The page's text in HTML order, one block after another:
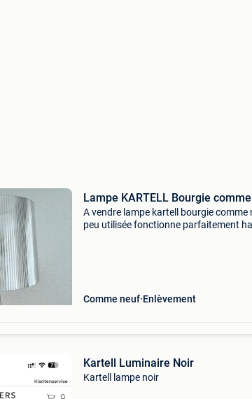
Lampe KARTELL Bourgie
A vendre lampe kartell bourgie comme
peu utilisée fonctionne parfaitement
Comme neuf Enlèvement
Kartell Luminaire Noir
Kartell lampe noir